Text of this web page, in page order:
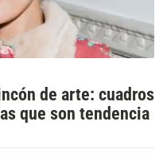
de arte: cuadros
que son tendencia